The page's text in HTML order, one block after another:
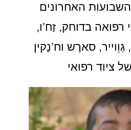
האחרונים
רפואה בדוחק, זַח’ו,
סארֶש וח’נָקין
ציוד רפואי